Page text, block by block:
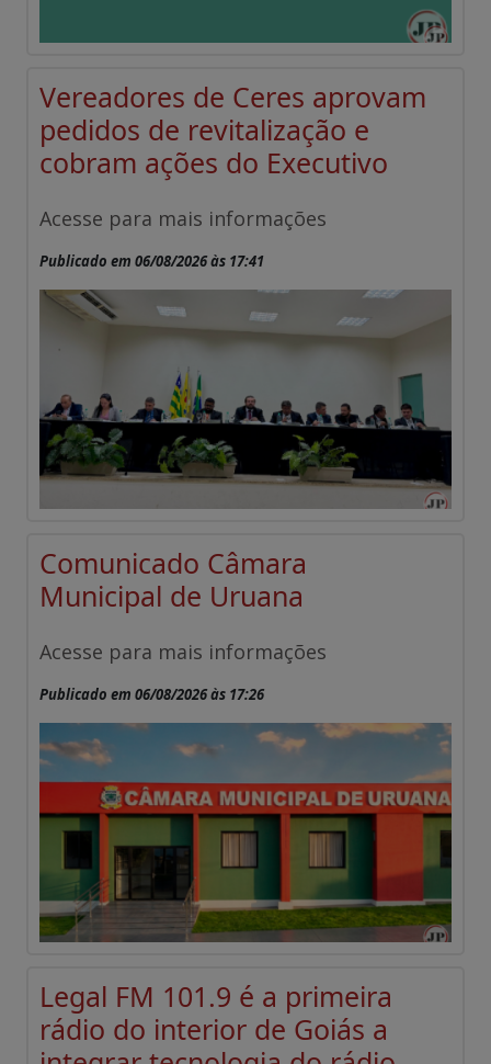
Vereadores de Ceres aprovam
pedidos de revitalização e
cobram ações do Executivo
Acesse para mais informações
Publicado em 06/08/2026 às 17:41
Comunicado Câmara
Municipal de Uruana
Acesse para mais informações
Publicado em 06/08/2026 às 17:26
Legal FM 101.9 é a primeira
rádio do interior de Goiás a